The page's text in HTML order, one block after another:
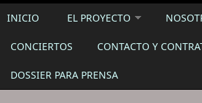
INICIO EL PROYECTO
CONCIERTOS CONTACTO Y
DOSSIER PARA PRENSA